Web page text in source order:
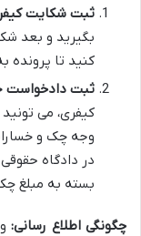
ثبت شکایت
بگیرید و بعد
کنید تا پرونده
ثبت دادخواست
کیفری، می
وجه چک و
در دادگاه
بسته به مبلغ
چگونگی اطلاع رسانی: